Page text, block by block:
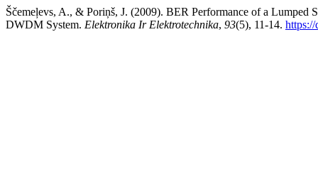
Ščemeļevs, A., & Poriņš, J. (2009). BER Performance of a
DWDM System. Elektronika Ir Elektrotechnika, 93(5), 11-14.